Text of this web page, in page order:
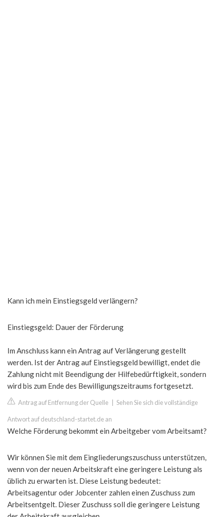
Kann ich mein Einstiegsgeld verlängern?
Einstiegsgeld: Dauer der Förderung
Im Anschluss kann ein Antrag auf Verlängerung gestellt
werden. Ist der Antrag auf Einstiegsgeld bewilligt, endet die
Zahlung nicht mit Beendigung der Hilfebedürftigkeit, sondern
wird bis zum Ende des Bewilligungszeitraums fortgesetzt.
Antrag auf Entfernung der Quelle Sehen Sie sich die vollständige
Antwort auf deutschland-startet.de an
Welche Förderung bekommt ein Arbeitgeber vom Arbeitsamt?
Wir können Sie mit dem Eingliederungszuschuss unterstützen,
wenn von der neuen Arbeitskraft eine geringere Leistung als
üblich zu erwarten ist. Diese Leistung bedeutet:
Arbeitsagentur oder Jobcenter zahlen einen Zuschuss zum
Arbeitsentgelt. Dieser Zuschuss soll die geringere Leistung